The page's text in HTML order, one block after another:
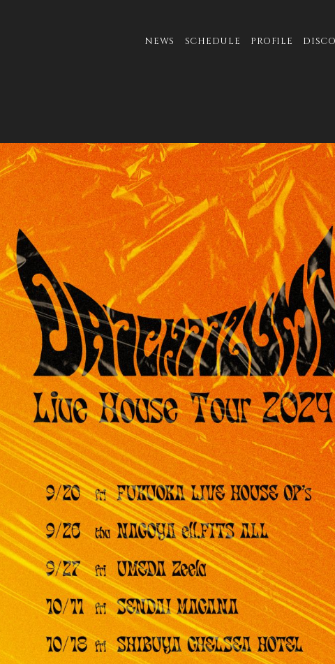
NEWS SCHEDULE PROFILE